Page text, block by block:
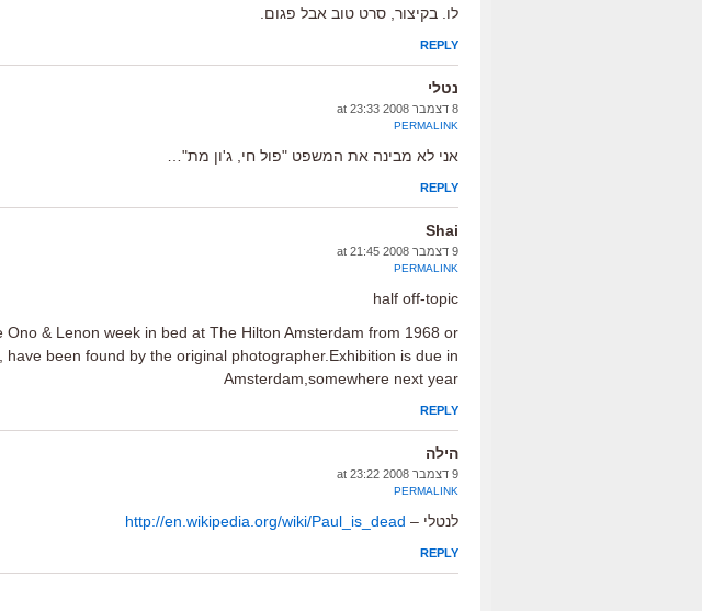
לו. בקיצור, סרט טוב אבל פגום.
REPLY
נטלי
8 דצמבר 2008 at 23:33
PERMALINK
אני לא מבינה את המשפט "פול חי, ג'ון מת"…
REPLY
Shai
9 דצמבר 2008 at 21:45
PERMALINK
half off-topic
& Lenon week in bed at The Hilton Amsterdam from 1968 or
have been found by the original photographer.Exhibition is due in
Amsterdam,somewhere next year
REPLY
הילה
9 דצמבר 2008 at 23:22
PERMALINK
לנטלי – http://en.wikipedia.org/wiki/Paul_is_dead
REPLY